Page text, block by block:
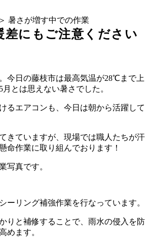
＞ 暑さが増す中での作業
差にもご注意ください
今日の藤枝市は最高気温が28℃まで上
とは思えない暑さでした。
るエアコンも、今日は朝から活躍して
きていますが、現場では職人たちが汗
命作業に取り組んでおります！
写真です。
ーリング補強作業を行なっています。
りと補修することで、雨水の侵入を防
めます。